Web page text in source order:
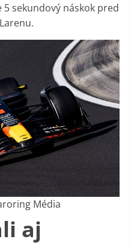
sekundový náskok pred
Média
aj